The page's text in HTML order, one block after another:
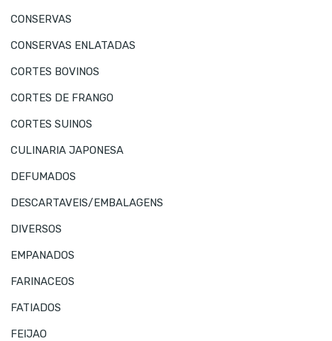
CONSERVAS
CONSERVAS ENLATADAS
CORTES BOVINOS
CORTES DE FRANGO
CORTES SUINOS
CULINARIA JAPONESA
DEFUMADOS
DESCARTAVEIS/EMBALAGENS
DIVERSOS
EMPANADOS
FARINACEOS
FATIADOS
FEIJAO